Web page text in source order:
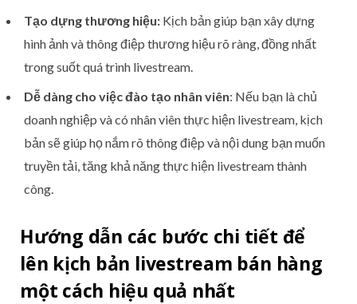
Tạo dựng thương hiệu: Kịch bản giúp bạn xây dựng
hình ảnh và thông điệp thương hiệu rõ ràng, đồng nhất
trong suốt quá trình livestream.
Dễ dàng cho việc đào tạo nhân viên: Nếu bạn là chủ
doanh nghiệp và có nhân viên thực hiện livestream, kịch
bản sẽ giúp họ nắm rõ thông điệp và nội dung bạn muốn
truyền tải, tăng khả năng thực hiện livestream thành
công.
Hướng dẫn các bước chi tiết để
lên kịch bản livestream bán hàng
một cách hiệu quả nhất